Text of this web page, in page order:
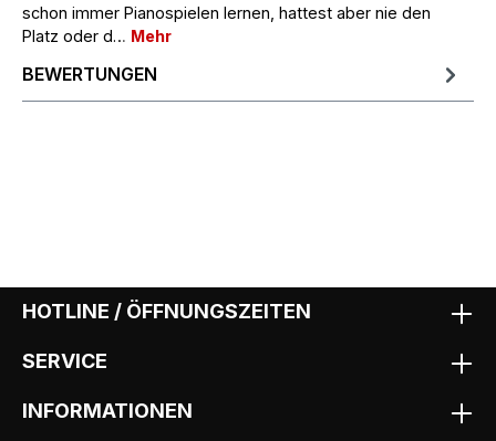
schon immer Pianospielen lernen, hattest aber nie den
Platz oder d… Mehr
BEWERTUNGEN
HOTLINE / ÖFFNUNGSZEITEN
SERVICE
INFORMATIONEN